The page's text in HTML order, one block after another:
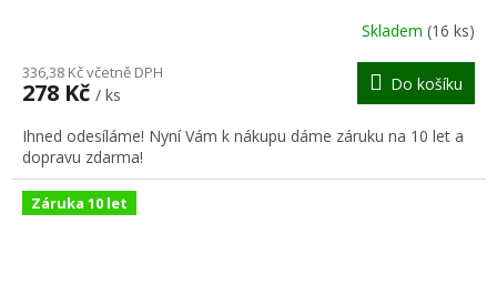
R
M
A
Skladem (16 ks)
336,38 Kč včetně DPH
278 Kč / ks
Do košíku
Ihned odesíláme! Nyní Vám k nákupu dáme záruku na 10 let a
dopravu zdarma!
Záruka 10 let